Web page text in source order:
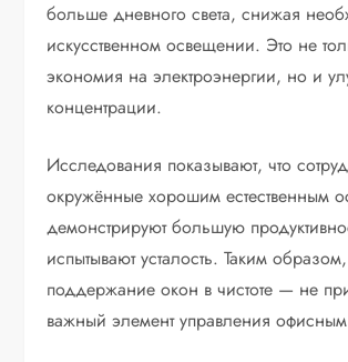
больше дневного света, снижая
искусственном освещении. Это не
экономия на электроэнергии, но и
концентрации.
Исследования показывают, что
окружённые хорошим естественным
демонстрируют большую
испытывают усталость. Таким образом,
поддержание окон в чистоте — не
важный элемент управления